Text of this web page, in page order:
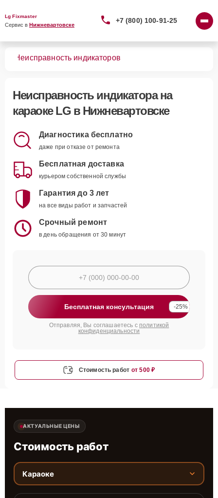
Lg Fixmaster
Сервис в Нижневартовске
+7 (800) 100-91-25
Неисправность индикаторов
Неисправность индикаторана
караоке LG в Нижневартовске
Диагностика бесплатно
даже при отказе от ремонта
Бесплатная доставка
курьером собственной службы
Гарантия до 3 лет
на все виды работ и запчастей
Срочный ремонт
в день обращения от 30 минут
Бесплатная консультация -25%
Отправляя, Вы соглашаетесь с политикой
конфиденциальности
Стоимость работ от 500 ₽
АКТУАЛЬНЫЕ ЦЕНЫ
Стоимость работ
Караоке